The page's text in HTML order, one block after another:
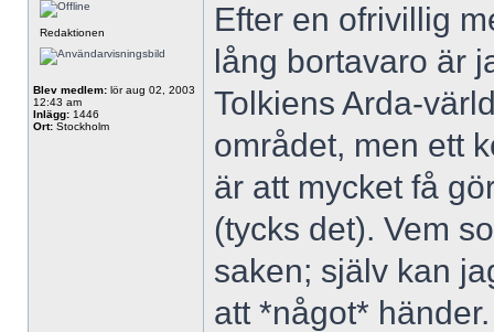
Redaktionen
Blev medlem: lör aug 02, 2003
12:43 am
Inlägg: 1446
Ort: Stockholm
Efter en ofrivillig
lång bortavaro är
Tolkiens Arda-
området, men ett
är att mycket få
(tycks det). Vem
saken; själv kan
att *något*